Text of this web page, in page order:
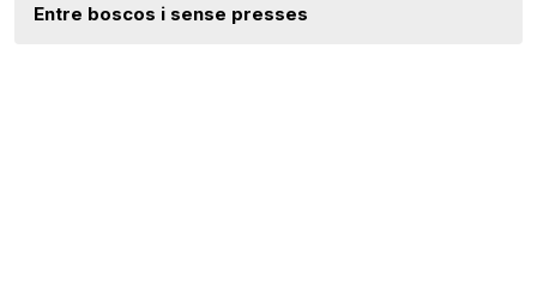
Entre boscos i sense presses